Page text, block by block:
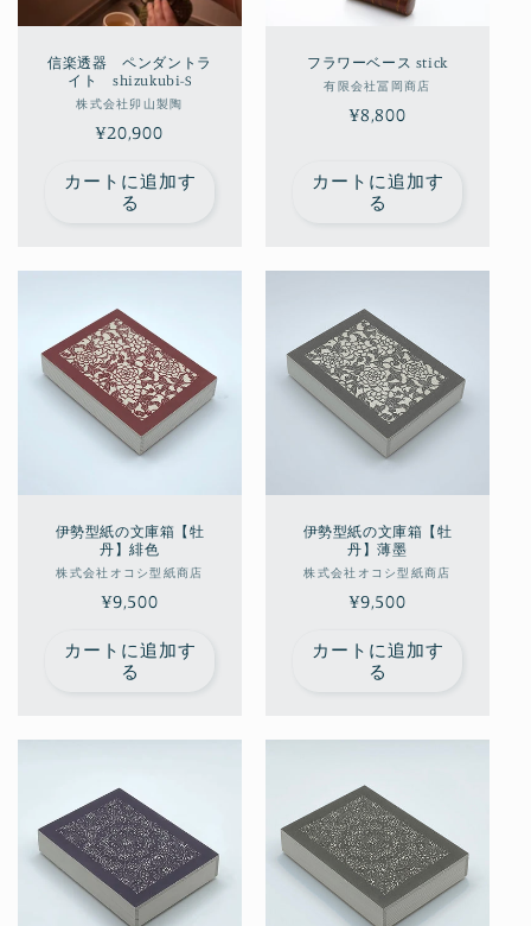
信楽透器 ペンダントラ
イト shizukubi-S
販
売
株式会社卯山製陶
通
価
¥20,900
カートに追加す
る
フラワーベース stick
販
売
有限会社冨岡商店
通
価
¥8,800
カートに追加す
る
伊勢型紙の文庫箱【牡
丹】緋色
販
売
株式会社オコシ型紙商店
通
価
¥9,500
カートに追加す
る
伊勢型紙の文庫箱【牡
丹】薄墨
販
売
株式会社オコシ型紙商店
通
価
¥9,500
カートに追加す
る